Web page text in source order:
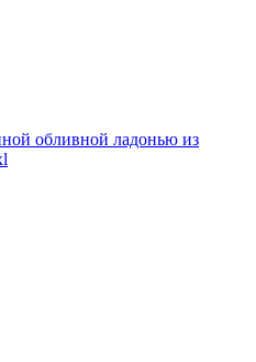
обливной ладонью из